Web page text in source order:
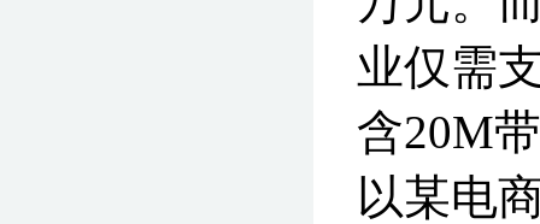
业仅需
含20M
以某电